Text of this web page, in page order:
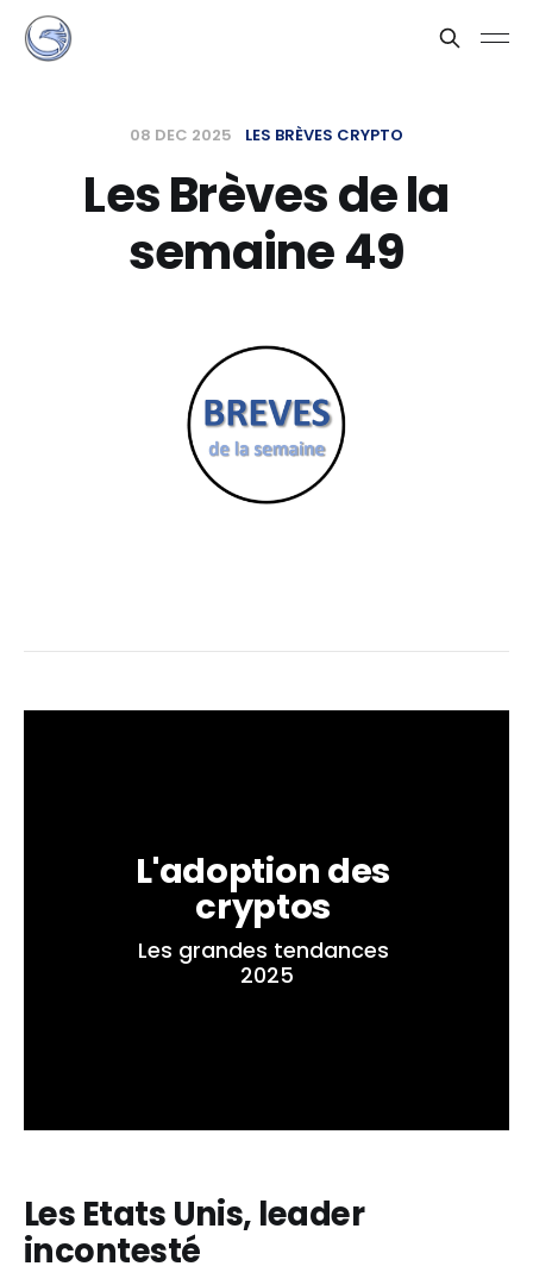
08 DEC 2025 LES BRÈVES CRYPTO
Les Brèves de la
semaine 49
L'adoption des
cryptos
Les grandes tendances
2025
Les Etats Unis, leader
incontesté